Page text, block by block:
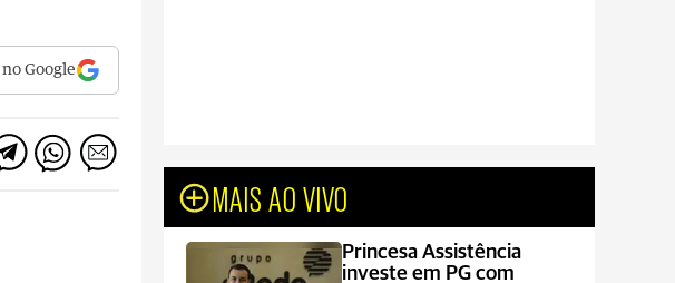
no Google
MAIS AO VIVO
Princesa Assistência
investe em PG com